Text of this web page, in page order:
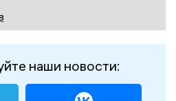
наши новости: